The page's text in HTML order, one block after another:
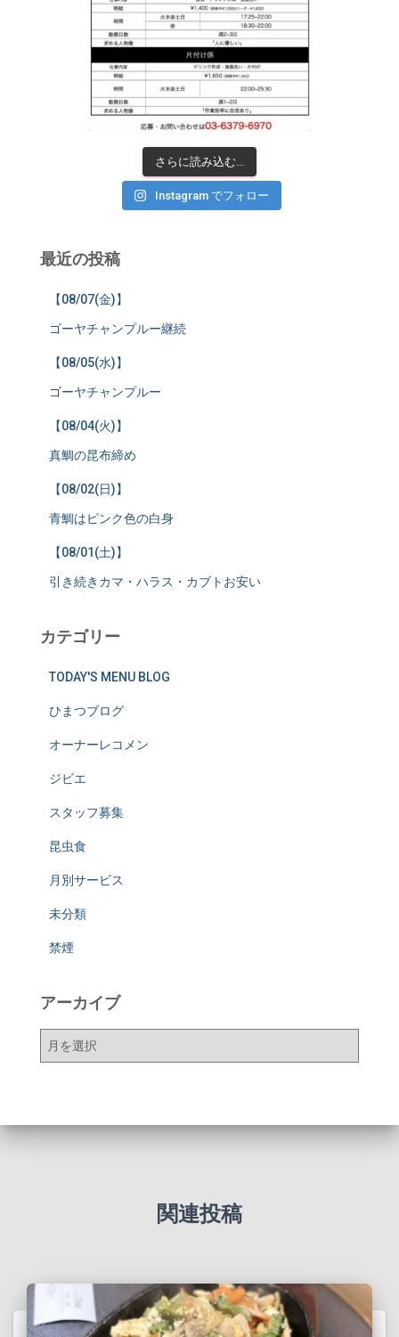
さらに読み込む...
Instagram でフォロー
最近の投稿
【08/07(金)】
ゴーヤチャンプルー継続
【08/05(水)】
ゴーヤチャンプルー
【08/04(火)】
真鯛の昆布締め
【08/02(日)】
青鯛はピンク色の白身
【08/01(土)】
引き続きカマ・ハラス・カブトお安い
カテゴリー
TODAY'S MENU BLOG
ひまつブログ
オーナーレコメン
ジビエ
スタッフ募集
昆虫食
月別サービス
未分類
禁煙
アーカイブ
ア
関連投稿